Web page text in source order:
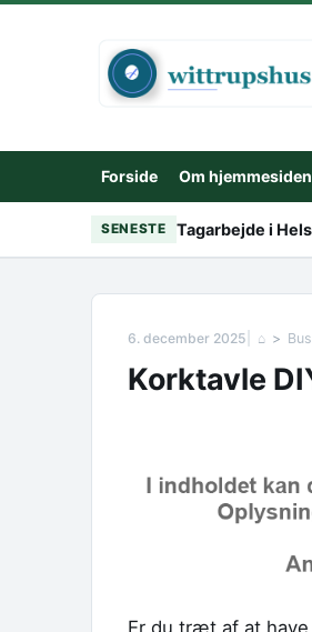
Forside Om hjemmesiden
SENESTE Tagarbejde i
6. december 2025 ⌂
Korktavle